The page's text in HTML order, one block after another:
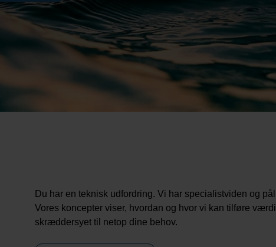
Du har en teknisk udfordring. Vi har specialistviden og
Vores koncepter viser, hvordan og hvor vi kan tilføre
skræddersyet til netop dine behov.